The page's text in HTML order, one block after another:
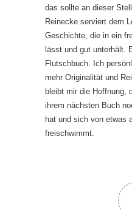
das sollte an dieser
Reinecke serviert dem
Geschichte, die in ein
lässt und gut unterhält.
Flutschbuch. Ich
mehr Originalität und
bleibt mir die Hoffnung,
ihrem nächsten Buch
hat und sich von etwas
freischwimmt.